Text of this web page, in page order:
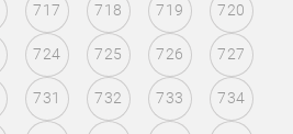
717 718 719 720
724 725 726 727
731 732 733 734